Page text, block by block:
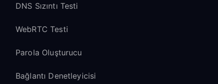
DNS Sızıntı Testi
WebRTC Testi
Parola Oluşturucu
Bağlantı Denetleyicisi